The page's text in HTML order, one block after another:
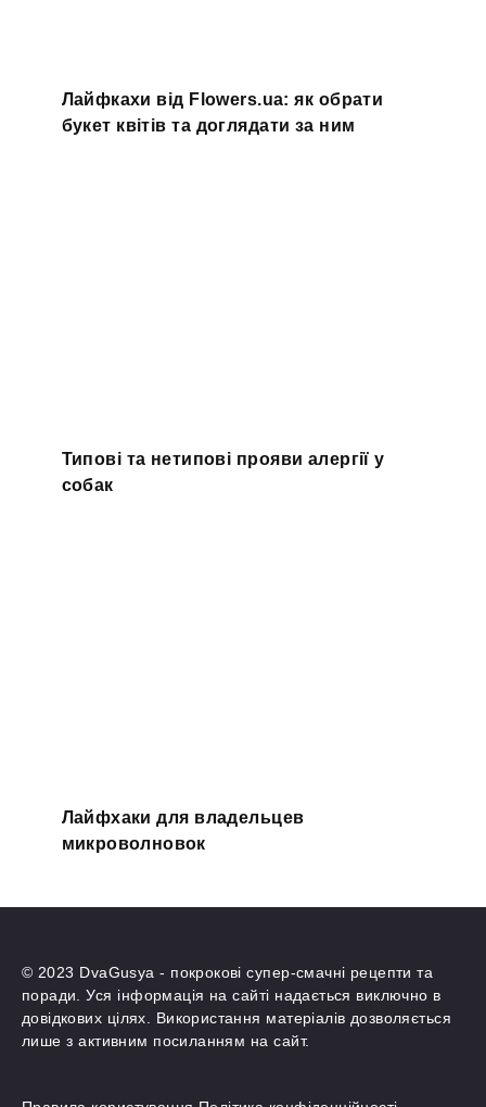
Лайфкахи від Flowers.ua: як обрати
букет квітів та доглядати за ним
Типові та нетипові прояви алергії у
собак
Лайфхаки для владельцев
микроволновок
© 2023 DvaGusya - покрокові супер-смачні рецепти та
поради. Уся інформація на сайті надається виключно в
довідкових цілях. Використання матеріалів дозволяється
лише з активним посиланням на сайт.